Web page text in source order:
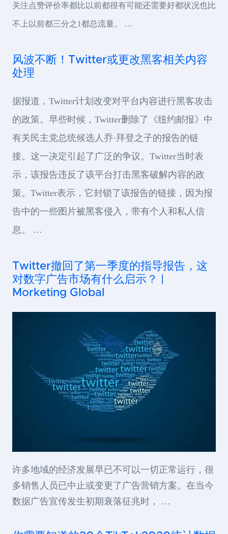
关注点赞评价率都比以前都很有可能还需要好都状况也比
不上以前都三分之1都总流量。 …
风波不断！Twitter或更改黑客相关内容
处理
据报道，Twitter计划改变对平台内容进行黑客攻击
的政策。早些时候，Twitter删除了《纽约邮报》中
有关民主党总统候选人乔·拜登之子的报告的链
接。这一决定引起了广泛的争议。Twitter当时表
示，该报告违反了该平台打击黑客破解内容的政
策。Twitter表示，它封锁了该报告的链接，因为报
告中的一些图片被黑客侵入，带有个人和私人信
息。 …
Twitter撤回了第一季度的指导报告，这
对数字广告市场有什么启示？ |
Morketing Global
许多地域的经济发展早已不可以一切正常运行，很
多销售人员已中止或变更了广告营销方案。在当今
数据广告宣传发生初期衰落征兆时， …